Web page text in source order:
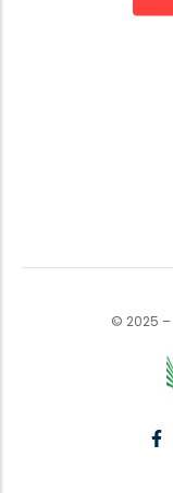
© 2025 –